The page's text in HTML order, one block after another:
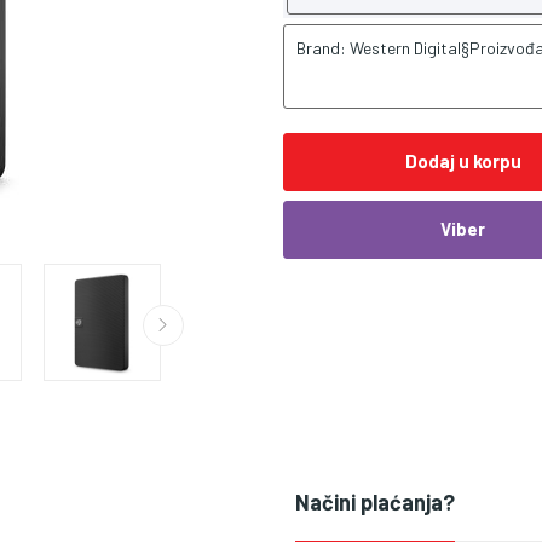
Brand: Western
Dodaj u korpu
Viber
Načini plaćanja?